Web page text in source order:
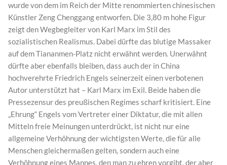
wurde von dem im Reich der Mitte renommierten chinesischen
Künstler Zeng Chenggang entworfen. Die 3,80 m hohe Figur
zeigt den Wegbegleiter von Karl Marx im Stil des
sozialistischen Realismus. Dabei dürfte das blutige Massaker
auf dem Tiananmen-Platz nicht erwähnt werden. Unerwähnt
dürfte aber ebenfalls bleiben, dass auch der in China
hochverehrte Friedrich Engels seinerzeit einen verbotenen
Autor unterstützt hat – Karl Marx im Exil. Beide haben die
Pressezensur des preußischen Regimes scharf kritisiert. Eine
„Ehrung“ Engels vom Vertreter einer Diktatur, die mit allen
Mitteln freie Meinungen unterdrückt, ist nicht nur eine
allgemeine Verhöhnung der wichtigsten Werte, die für alle
Menschen gleichermaßen gelten, sondern auch eine
Verhöhnung eines Mannes, den man zu ehren vorgibt, der aber